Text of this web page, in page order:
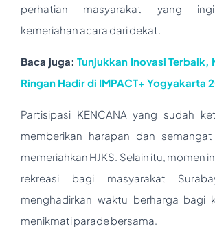
perhatian masyarakat yang
kemeriahan acara dari dekat.
Baca juga: Tunjukkan Inovasi Terbaik,
Ringan Hadir di IMPACT+ Yogyakarta
Partisipasi KENCANA yang sudah
memberikan harapan dan
memeriahkan HJKS. Selain itu, momen
rekreasi bagi masyarakat
menghadirkan waktu berharga bagi
menikmati parade bersama.